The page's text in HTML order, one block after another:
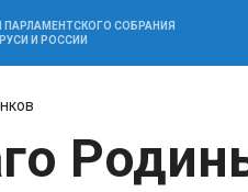
ПАРЛАМЕНТСКОГО СОБРАНИЯ
И РОССИИ